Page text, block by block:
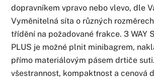
dopravníkem vpravo nebo vlevo, dle
Vyměnitelná síta o různých
třídění na požadované frakce. 3 WAY
PLUS je možné plnit minibagrem,
přímo materiálovým pásem drtiče
všestrannost, kompaktnost a cenová